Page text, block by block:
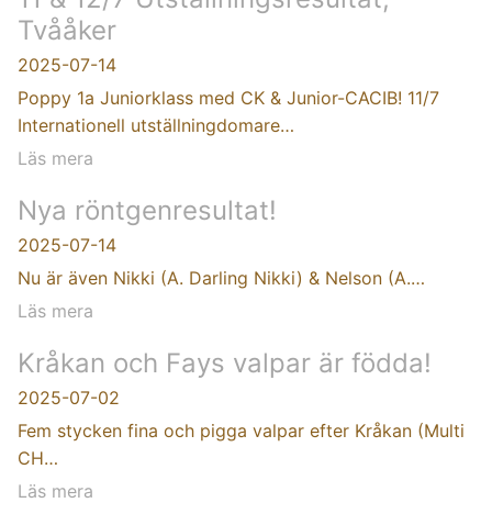
Tvååker
2025-07-14
Poppy 1a Juniorklass med CK & Junior-CACIB! 11/7
Internationell utställningdomare…
Läs mera
Nya röntgenresultat!
2025-07-14
Nu är även Nikki (A. Darling Nikki) & Nelson (A.…
Läs mera
Kråkan och Fays valpar är födda!
2025-07-02
Fem stycken fina och pigga valpar efter Kråkan (Multi
CH…
Läs mera